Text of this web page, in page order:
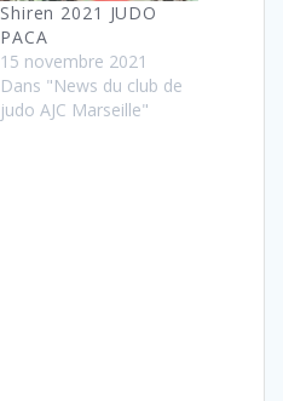
Shiren 2021 JUDO
PACA
15 novembre 2021
Dans "News du club de
judo AJC Marseille"